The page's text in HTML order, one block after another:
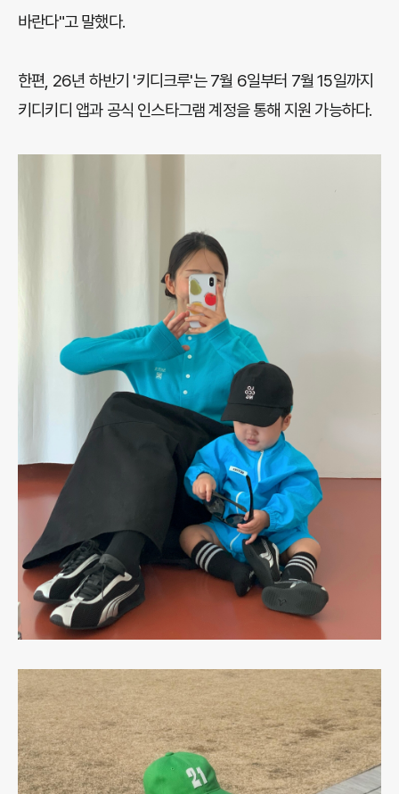
바란다"고 말했다.
한편, 26년 하반기 '키디크루'는 7월 6일부터 7월 15일까지
키디키디 앱과 공식 인스타그램 계정을 통해 지원 가능하다.